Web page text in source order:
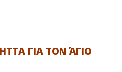
ΓΙΑ ΤΟΝ ΆΓΙΟ